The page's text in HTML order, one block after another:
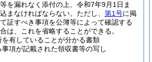
を漏れなく添付の上、令和7年9月1日ま
まなければならない。 ただし、 第1号に掲
証すべき事項を公簿等によって確認する
は、これを省略することができる。
を有していることが分かる書類
事項が記載された領収書等の写し